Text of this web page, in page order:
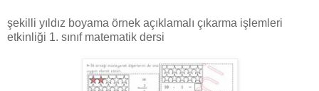
şekilli yıldız boyama örnek açıklamalı çıkarma işlemleri
etkinliği 1. sınıf matematik dersi